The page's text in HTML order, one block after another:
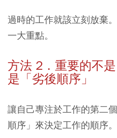
過時的工作就該立刻放棄
一大重點。
方法 2．重要的不
是「劣後順序」
讓自己專注於工作的第二
順序」來決定工作的順序。